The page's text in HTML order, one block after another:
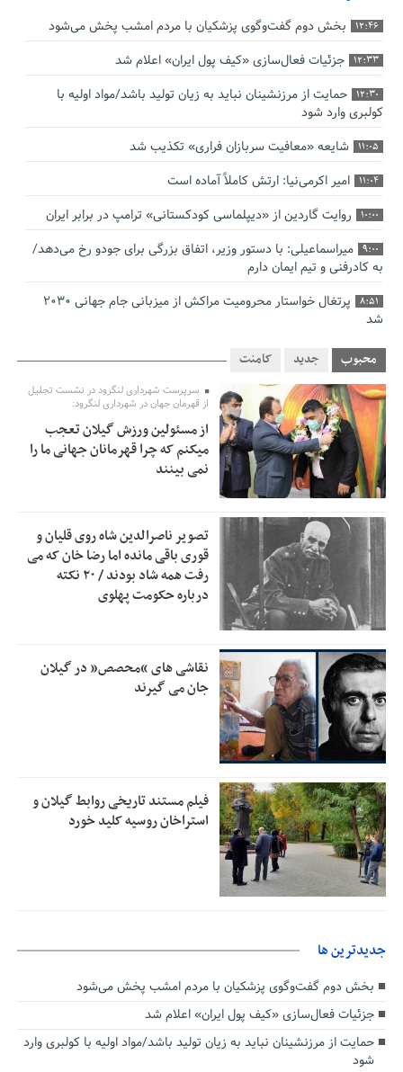
12:46 بخش دوم گفت‌وگوی پزشکیان با مردم امشب پخش می‌شود
12:33 جزئیات فعال‌سازی «کیف پول ایران» اعلام شد
12:30
حمایت از مرزنشینان نباید به زیان تولید باشد/مواد اولیه با
کولبری وارد شود
11:05 شایعه «معافیت سربازان فراری» تکذیب شد
11:04 امیر اکرمی‌نیا: ارتش کاملاً آماده است
10:00 روایت گاردین از «دیپلماسی کودکستانی» ترامپ در برابر ایران
9:00
میراسماعیلی: با دستور وزیر، اتفاق بزرگی برای جودو رخ می‌دهد/
به کادرفنی و تیم ایمان دارم
8:51
پرتغال خواستار محرومیت مراکش از میزبانی جام جهانی ۲۰۳۰
شد
فریدون جیرانی: اکبر عبدی حیف شد
0:58
تسهیلات اشتغالزایی در اختیار نهادهای حمایتی باید براساس
اولویت‌های گیلان پرداخت شود
2:53
زمان جلسه سرنوشت‌ساز هیات رئیسه فدراسیون فوتبال با حضور
قلعه‌نویی مشخص شد
2:50
دفتر رهبر انقلاب: مطالب خارج از مراجع رسمی فاقد سندیت
2:46
بقائی: فضای مذاکرات فنی و سیاسی ایران و عمان درباره تنگه
هرمز، مثبت است
1:30
رئیس سازمان جهاد کشاورزی استان: کشاورزان گیلان نسبت به
دریافت یارانه کود اقدام کنند
1:00 تمدید مهلت اظهارنامه‌های مالیاتی سال ۱۴۰۴ تا پایان شهریورماه
محبوب جدید کامنت
سرپرست شهرداری لنگرود در نشست تجلیل
از قهرمان جهان در شهرداری لنگرود:
از مسئولین ورزش گیلان تعجب
میکنم که چرا قهرمانان جهانی ما را
نمی بینند
تصویر ناصرالدین شاه روی قلیان و
قوری باقی مانده اما رضا خان که می
رفت همه شاد بودند / ۲۰ نکته
درباره حکومت پهلوی
نقاشی های “محصص” در گیلان
جان می گیرند
فیلم مستند تاریخی روابط گیلان و
استراخان روسیه کلید خورد
جديدترين ها
بخش دوم گفت‌وگوی پزشکیان با مردم امشب پخش می‌شود
جزئیات فعال‌سازی «کیف پول ایران» اعلام شد
حمایت از مرزنشینان نباید به زیان تولید باشد/مواد اولیه با کولبری وارد
شود